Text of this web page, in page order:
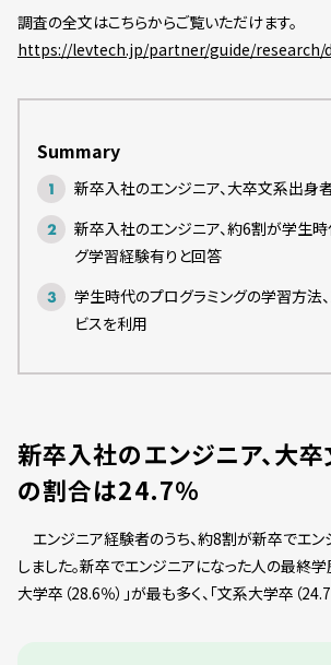
調査の全文はこちらからご覧いただけます。
https://levtech.jp/partner/guide/research/
Summary
新卒入社のエンジニア、大卒文系出身
新卒入社のエンジニア、約6割が学生
グ学習経験有りと回答
学生時代のプログラミングの学習方法
ビスを利用
新卒入社のエンジニア、大
の割合は24.7％
エンジニア経験者のうち、約8割が新卒でエン
しました。新卒でエンジニアになった人の最終学
大学卒（28.6％）」が最も多く、「文系大学卒（24.7